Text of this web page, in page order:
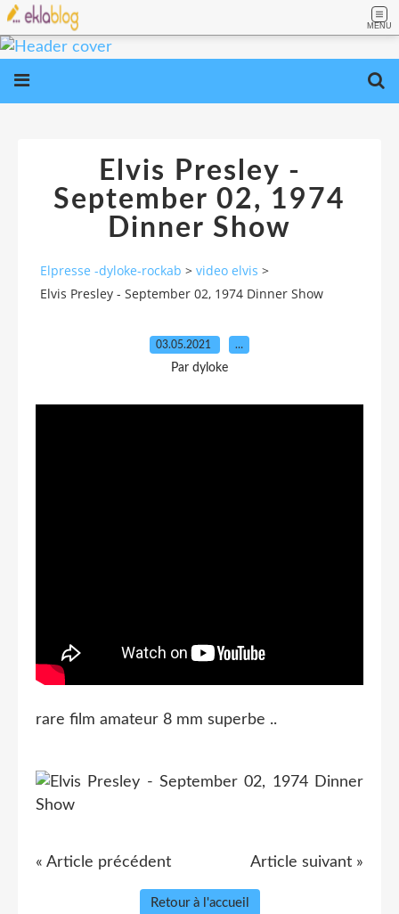
MENU
Elvis Presley -
September 02, 1974
Dinner Show
Elpresse -dyloke-rockab > video elvis >
Elvis Presley - September 02, 1974 Dinner Show
03.05.2021 …
Par dyloke
rare film amateur 8 mm superbe ..
« Article précédent Article suivant »
Retour à l'accueil